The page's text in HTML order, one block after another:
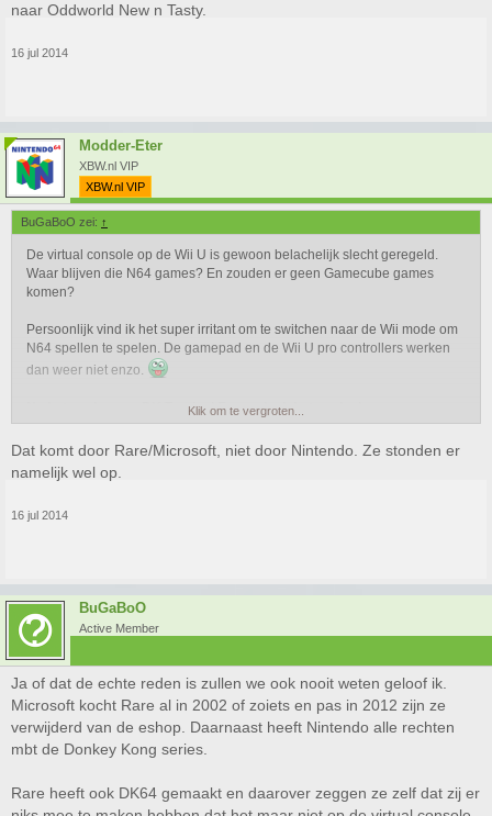
naar Oddworld New n Tasty.
16 jul 2014
Modder-Eter
XBW.nl VIP
XBW.nl VIP
BuGaBoO zei: ↑
De virtual console op de Wii U is gewoon belachelijk slecht geregeld.
Waar blijven die N64 games? En zouden er geen Gamecube games
komen?
Persoonlijk vind ik het super irritant om te switchen naar de Wii mode om
N64 spellen te spelen. De gamepad en de Wii U pro controllers werken
dan weer niet enzo.
Na het spelen van DK Tropical Freeze leek het me leuk om weer eens
Het enige eShop spel dat ik heb ik Child of Light. Ik kijk vooral uit naar
Oddworld New n Tasty.
Klik om te vergroten...
Dat komt door Rare/Microsoft, niet door Nintendo. Ze stonden er
namelijk wel op.
16 jul 2014
BuGaBoO
Active Member
Ja of dat de echte reden is zullen we ook nooit weten geloof ik.
Microsoft kocht Rare al in 2002 of zoiets en pas in 2012 zijn ze
verwijderd van de eshop. Daarnaast heeft Nintendo alle rechten
mbt de Donkey Kong series.
Rare heeft ook DK64 gemaakt en daarover zeggen ze zelf dat zij er